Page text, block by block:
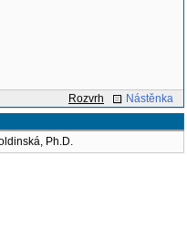
Rozvrh
Nástěnka
Ph.D.